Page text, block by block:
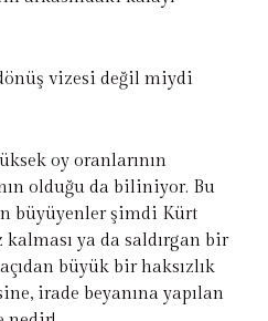
vizesi değil miydi
oy oranlarının
olduğu da biliniyor. Bu
büyüyenler şimdi Kürt
kalması ya da saldırgan bir
büyük bir haksızlık
irade beyanına yapılan